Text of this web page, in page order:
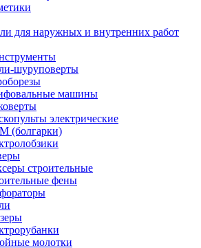
для наружных и внутренних работ
шуруповерты
машины
электрические
(болгарки)
строительные
фены
молотки